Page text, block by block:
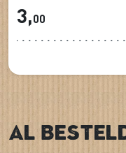
3,00
Al